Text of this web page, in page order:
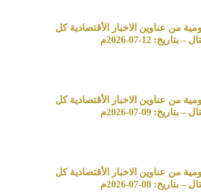
من عناوين الاخبار الأقتصادية كل
12-07-2026م
من عناوين الاخبار الأقتصادية كل
09-07-2026م
من عناوين الاخبار الأقتصادية كل
08-07-2026م